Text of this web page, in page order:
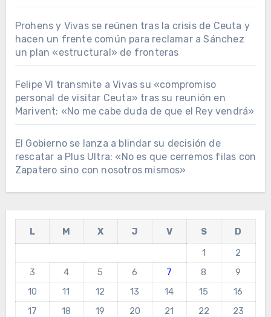
Prohens y Vivas se reúnen tras la crisis de Ceuta y
hacen un frente común para reclamar a Sánchez
un plan «estructural» de fronteras
Felipe VI transmite a Vivas su «compromiso
personal de visitar Ceuta» tras su reunión en
Marivent: «No me cabe duda de que el Rey vendrá»
El Gobierno se lanza a blindar su decisión de
rescatar a Plus Ultra: «No es que cerremos filas con
Zapatero sino con nosotros mismos»
L M X J V S
D
1
2
3
4 5 6 7 8
9
10
11 12 13 14 15
16
17
18 19 20 21 22
23